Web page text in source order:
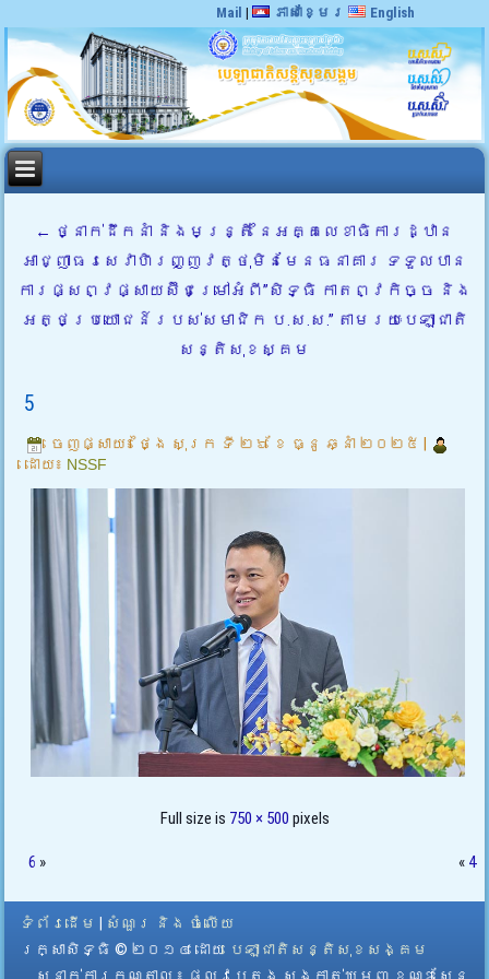
Mail | ភាសាខ្មែរ English
← ថ្នាក់ដឹកនាំ និងមន្ត្រី នៃអគ្គលេខាធិការដ្ឋាន
អាជ្ញាធរសេវាហិរញ្ញវត្ថុមិនមែនធនាគារ ទទួលបាន
ការផ្សព្វផ្សាយស៊ីជម្រៅអំពី”សិទ្ធិ កាតព្វកិច្ច និង
អត្ថប្រយោជន៍របស់សមាជិក ប.ស.ស.” តាមរយៈបេឡាជាតិ
សន្តិសុខស្គម
5
ចេញផ្សាយ៖ ថ្ងៃ សុក្រ ទី ២៦ ខែ ធ្នូ ឆ្នាំ ២០២៥
ដោយ៖ NSSF
Full size is 750 × 500 pixels
6 » « 4
ទំព័រដើម
សំណួរ និង ចំលើយ
រក្សាសិទ្ធិ © ២០១៤ ដោយ​ បេឡាជាតិសន្តិសុខសង្គម